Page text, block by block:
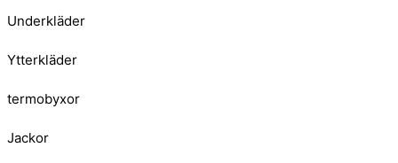
Underkläder
Ytterkläder
termobyxor
Jackor